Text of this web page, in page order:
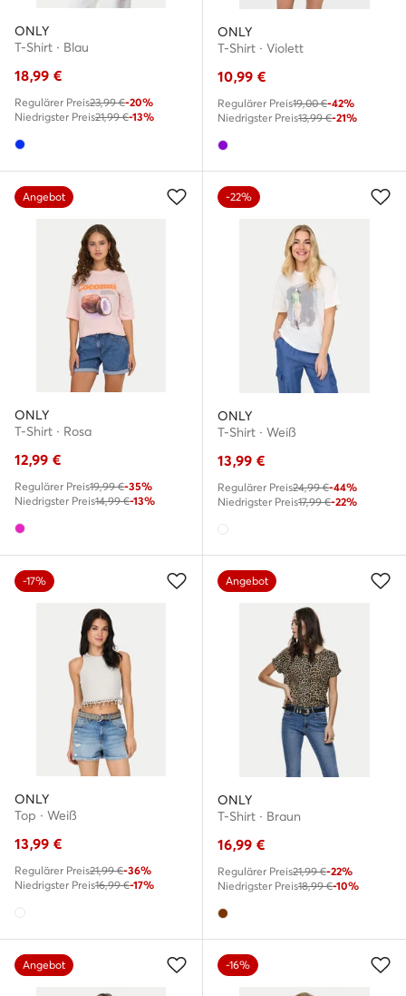
ONLY
T-Shirt · Blau
18,99 €
Regulärer Preis23,99 €-20%
Niedrigster Preis21,99 €-13%
ONLY
T-Shirt · Violett
10,99 €
Regulärer Preis19,00 €-42%
Niedrigster Preis13,99 €-21%
Angebot
ONLY
T-Shirt · Rosa
12,99 €
Regulärer Preis19,99 €-35%
Niedrigster Preis14,99 €-13%
-22%
ONLY
T-Shirt · Weiß
13,99 €
Regulärer Preis24,99 €-44%
Niedrigster Preis17,99 €-22%
-17%
ONLY
Top · Weiß
13,99 €
Regulärer Preis21,99 €-36%
Niedrigster Preis16,99 €-17%
Angebot
ONLY
T-Shirt · Braun
16,99 €
Regulärer Preis21,99 €-22%
Niedrigster Preis18,99 €-10%
Angebot -16%